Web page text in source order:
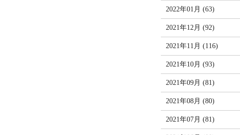
2022年01月 (63)
2021年12月 (92)
2021年11月 (116)
2021年10月 (93)
2021年09月 (81)
2021年08月 (80)
2021年07月 (81)